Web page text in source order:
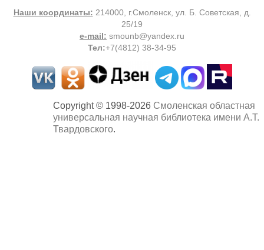
Наши координаты: 214000, г.Смоленск, ул. Б. Советская, д.
25/19
e-mail: smounb@yandex.ru
Тел:+7(4812) 38-34-95
Copyright © 1998-2026 Смоленская областная
универсальная научная библиотека имени А.Т.
Твардовского.